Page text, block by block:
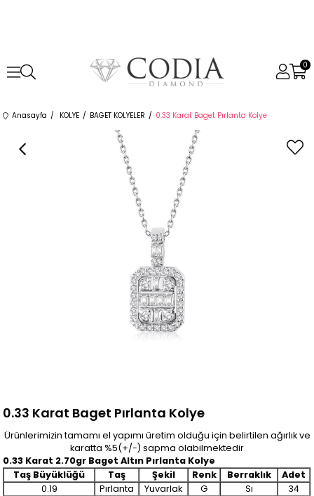
0
Anasayfa KOLYE BAGET KOLYELER 0.33 Karat Baget Pırlanta Kolye
0.33 Karat Baget Pırlanta Kolye
Ürünlerimizin tamamı el yapımı üretim olduğu için belirtilen ağırlık ve
karatta %5(+/-) sapma olabilmektedir
0.33 Karat 2.70gr Baget Altın Pırlanta Kolye
Taş Büyüklüğü
Taş Şekil Renk Berraklık
Adet
0.19
Pırlanta Yuvarlak G Sı
34